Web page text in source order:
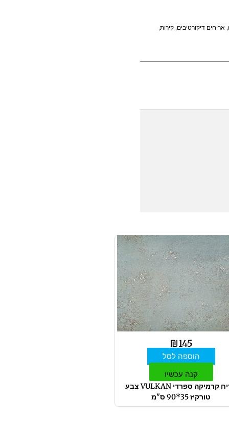
,אריחים דיקורטיבים,קירות,
₪145
הוספה לסל
קנה עכשיו
אריח קרמיקה ספרדי VULKAN צבע
טורקיז 35*90 ס"מ